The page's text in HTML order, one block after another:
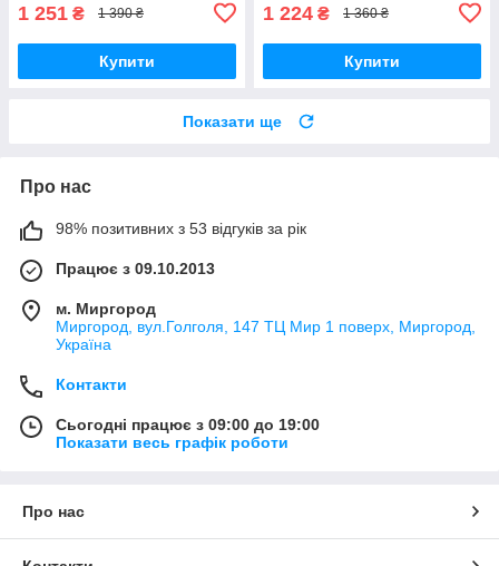
1 251 ₴ 1 390 ₴
Купити
1 224 ₴ 1 360 ₴
Купити
Показати ще
Про нас
98% позитивних з 53 відгуків за рік
Працює з 09.10.2013
м. Миргород
Миргород, вул.Голголя, 147 ТЦ Мир 1 поверх, Миргород,
Україна
Контакти
Сьогодні працює з 09:00 до 19:00
Показати весь графік роботи
Про нас